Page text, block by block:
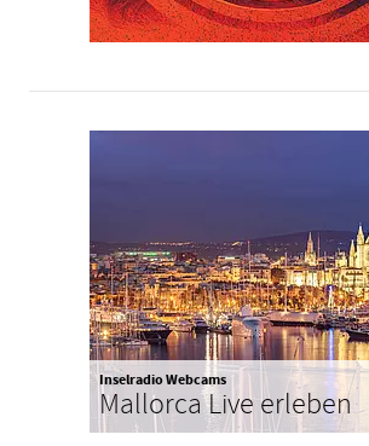
Inselradio Webcams
Mallorca Live erleben